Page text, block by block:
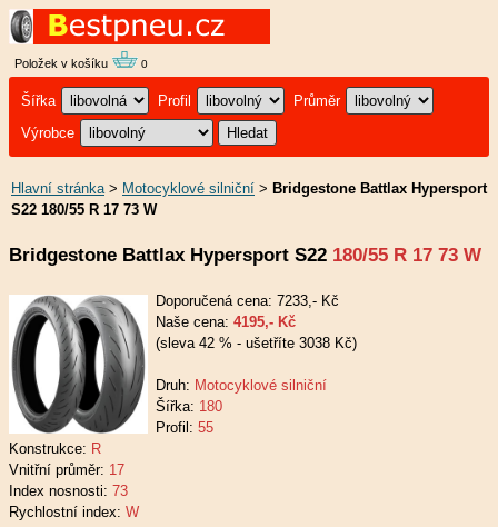
Položek v košíku 0
Šířka Profil
Průměr
Výrobce
Hlavní stránka> Motocyklové silniční > Bridgestone Battlax Hypersport
S22 180/55 R 17 73 W
Bridgestone Battlax Hypersport S22 180/55 R 17 73 W
Doporučená cena: 7233,- Kč
Naše cena: 4195,- Kč
(sleva 42 % - ušetříte 3038 Kč)
Druh: Motocyklové silniční
Šířka: 180
Profil: 55
Konstrukce: R
Vnitřní průměr: 17
Index nosnosti: 73
Rychlostní index: W